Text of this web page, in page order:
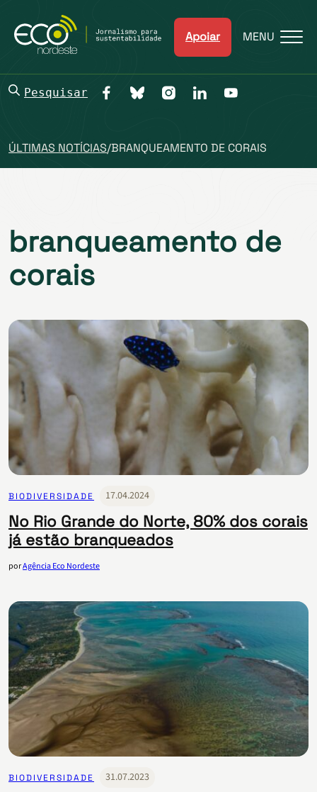
Apoiar MENU
Pesquisar
ÚLTIMAS NOTÍCIAS/BRANQUEAMENTO DE CORAIS
branqueamento de
corais
BIODIVERSIDADE 17.04.2024
No Rio Grande do Norte, 80% dos corais
já estão branqueados
porAgência Eco Nordeste
BIODIVERSIDADE 31.07.2023